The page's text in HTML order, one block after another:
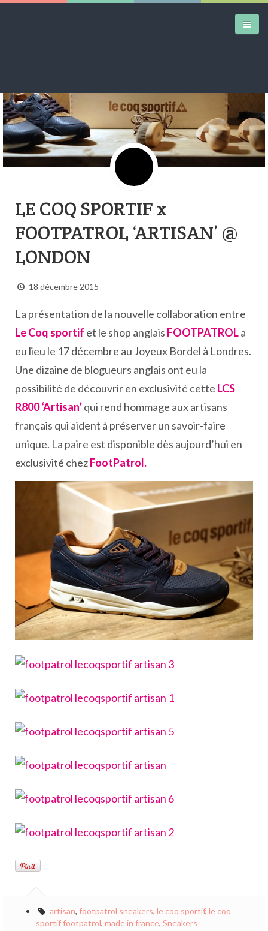
DAILY KICKS
AIRTRAINERPEDIA
STREET ART
DAILY CITY
CONTACT
LE COQ SPORTIF x
FOOTPATROL ‘ARTISAN’ @
LONDON
18 décembre 2015
La présentation de la nouvelle collaboration entre
Le Coq sportif et le shop anglais FOOTPATROLa
eu lieu le 17 décembre au Joyeux Bordel à Londres.
Une dizaine de blogueurs anglais ont eu la
possibilité de découvrir en exclusivité cette LCS
R800 ‘Artisan’qui rend hommage aux artisans
français qui aident à préserver un savoir-faire
unique. La paire est disponible dès aujourd’hui en
exclusivité chezFootPatrol.
artisan, footpatrol sneakers, le coq sportif, le coq
sportif footpatrol, made in france, Sneakers